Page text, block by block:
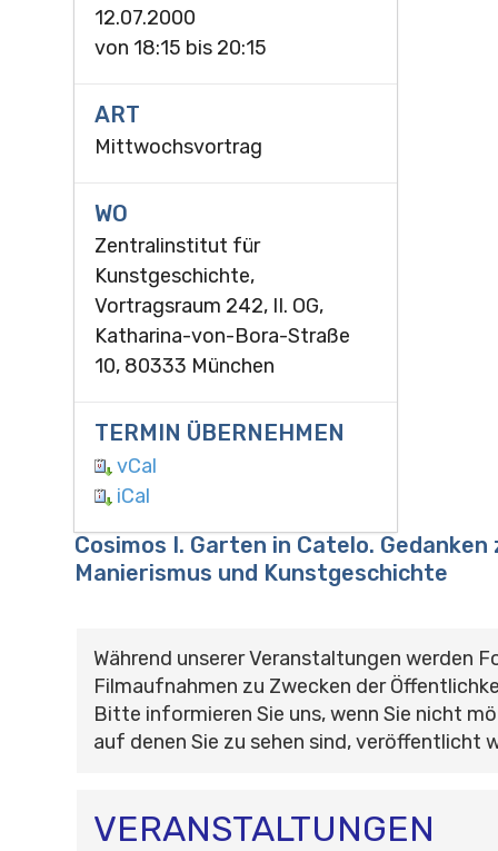
12.07.2000
von 18:15 bis 20:15
ART
Mittwochsvortrag
WO
Zentralinstitut für
Kunstgeschichte,
Vortragsraum 242, II. OG,
Katharina-von-Bora-Straße
10, 80333 München
TERMIN ÜBERNEHMEN
vCal
iCal
Cosimos I. Garten in Catelo. Gedanken
Manierismus und Kunstgeschichte
Während unserer Veranstaltungen werden
Filmaufnahmen zu Zwecken der
Bitte informieren Sie uns, wenn Sie nicht
auf denen Sie zu sehen sind, veröffentlicht
VERANSTALTUNGEN